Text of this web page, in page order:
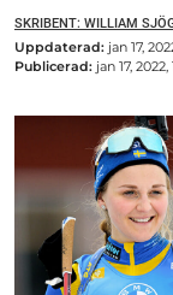
SKRIBENT: WILLIAM
Uppdaterad: jan 17,
Publicerad: jan 17, 2022,